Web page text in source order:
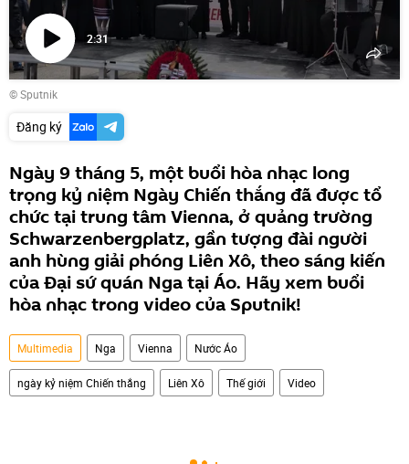
Phát
video
2:31
© Sputnik
Đăng ký
Ngày 9 tháng 5, một buổi hòa nhạc long
trọng kỷ niệm Ngày Chiến thắng đã được tổ
chức tại trung tâm Vienna, ở quảng trường
Schwarzenbergplatz, gần tượng đài người
anh hùng giải phóng Liên Xô, theo sáng kiến ​​
của Đại sứ quán Nga tại Áo. Hãy xem buổi
hòa nhạc trong video của Sputnik!
Multimedia Nga Vienna Nước Áo
ngày kỷ niệm Chiến thắng Liên Xô Thế giới Video